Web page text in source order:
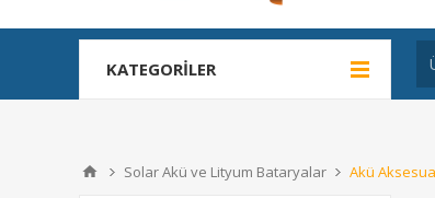
KATEGORILER
Solar Akü ve Lityum Bataryalar Akü